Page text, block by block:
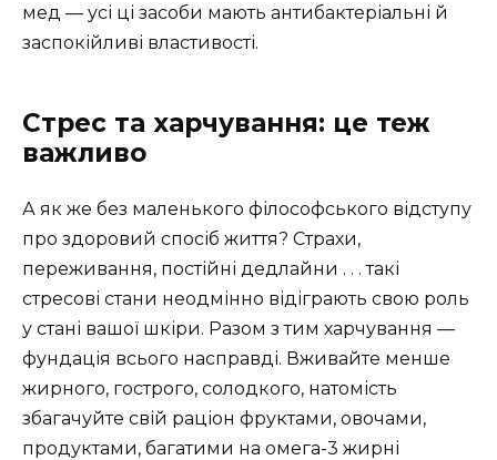
мед — усі ці засоби мають антибактеріальні й
заспокійливі властивості.
Стрес та харчування: це теж
важливо
А як же без маленького філософського відступу
про здоровий спосіб життя? Страхи,
переживання, постійні дедлайни . . . такі
стресові стани неодмінно відіграють свою роль
у стані вашої шкіри. Разом з тим харчування —
фундація всього насправді. Вживайте менше
жирного, гострого, солодкого, натомість
збагачуйте свій раціон фруктами, овочами,
продуктами, багатими на омега-3 жирні